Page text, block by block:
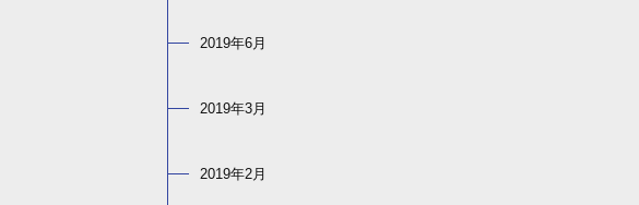
2019年6月
2019年3月
2019年2月